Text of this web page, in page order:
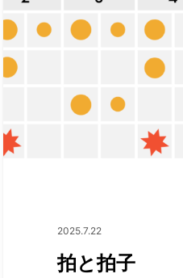
2025.7.22
拍と拍子